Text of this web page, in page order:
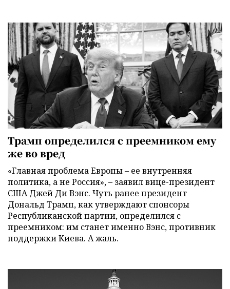
Трамп определился с преемником ему
же во вред
«Главная проблема Европы – ее внутренняя
политика, а не Россия», – заявил вице-президент
США Джей Ди Вэнс. Чуть ранее президент
Дональд Трамп, как утверждают спонсоры
Республиканской партии, определился с
преемником: им станет именно Вэнс, противник
поддержки Киева. А жаль.